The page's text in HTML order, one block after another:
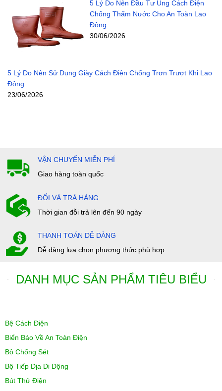
5 Lý Do Nên Đầu Tư Ủng Cách Điện
Chống Thấm Nước Cho An Toàn Lao
Động
30/06/2026
5 Lý Do Nên Sử Dụng Giày Cách Điện Chống Trơn Trượt Khi Lao
Động
23/06/2026
VẬN CHUYỂN MIỄN PHÍ
Giao hàng toàn quốc
ĐỔI VÀ TRẢ HÀNG
Thời gian đỗi trả lên đến 90 ngày
THANH TOÁN DỄ DÀNG
Dễ dàng lựa chọn phương thức phù hợp
DANH MỤC SẢN PHẨM TIÊU BIỂU
Bệ Cách Điện
Biển Báo Về An Toàn Điện
Bộ Chống Sét
Bộ Tiếp Địa Di Động
Bút Thử Điện